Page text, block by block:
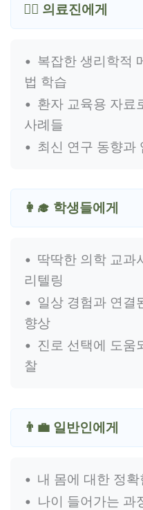
👨‍⚕️ 의료진에게
복잡한 생리학적
법 학습
환자 교육용 자료
사례들
최신 연구 동향과
👩‍🎓 학생들에게
딱딱한 의학 교과
리텔링
일상 경험과 연결
향상
진로 선택에 도움
찰
👨‍💼 일반인에게
내 몸에 대한 정
나이 들어가는 과